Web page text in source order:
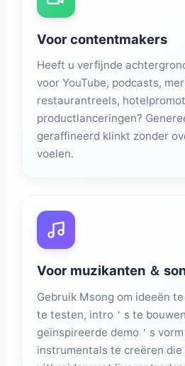
Voor contentmakers
Heeft u verfijnde
voor YouTube, podcasts,
restaurantreels,
productlanceringen?
geraffineerd klinkt zonder
voelen.
Voor muzikanten ＆
Gebruik Msong om ideeën
te testen, intro＇s te
geïnspireerde demo＇s
instrumentals te creëren